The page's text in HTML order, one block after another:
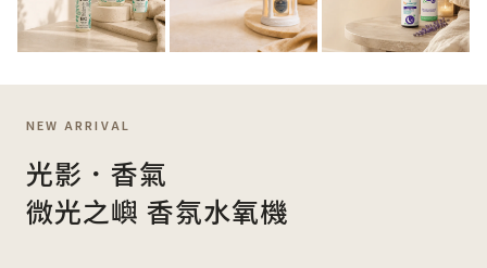
NEW ARRIVAL
光影．香氣
微光之嶼 香氛水氧機